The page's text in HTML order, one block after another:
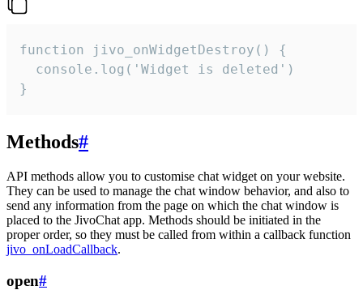
function jivo_onWidgetDestroy() {
  console.log('Widget is deleted')
}
Methods#
API methods allow you to customise chat widget on your website.
They can be used to manage the chat window behavior, and also to
send any information from the page on which the chat window is
placed to the JivoChat app. Methods should be initiated in the
proper order, so they must be called from within a callback function
jivo_onLoadCallback.
open#